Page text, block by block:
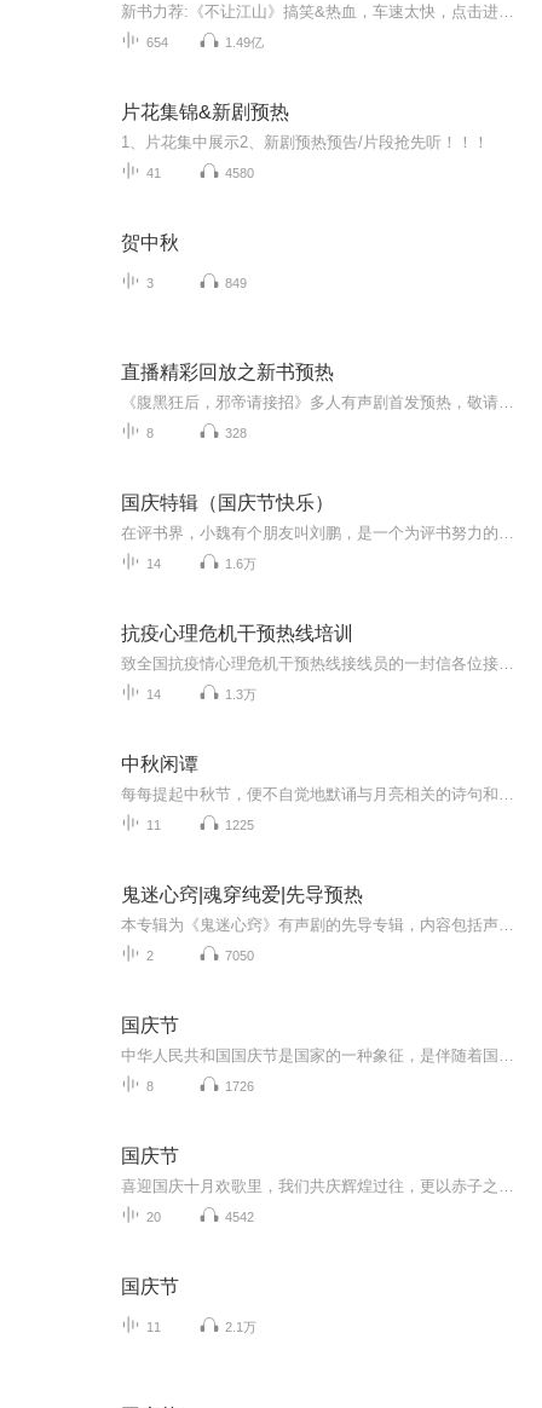
654 1.49亿
片花集锦&新剧预热
1、片花集中展示2、新剧预热预告/片段抢先听！！！
41 4580
贺中秋
3 849
直播精彩回放之新书预热
8 328
国庆特辑（国庆节快乐）
14 1.6万
抗疫心理危机干预热线培训
14 1.3万
中秋闲谭
11 1225
鬼迷心窍|魂穿纯爱|先导预热
2 7050
国庆节
8 1726
国庆节
20 4542
国庆节
11 2.1万